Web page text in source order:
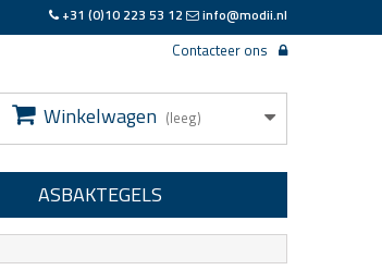
+31 (0)10 223 53 12 info@modii.nl
Contacteer ons
Winkelwagen (leeg)
ASBAKTEGELS